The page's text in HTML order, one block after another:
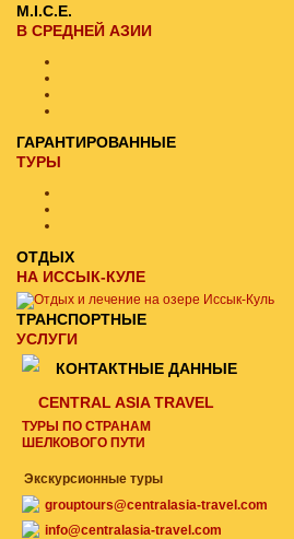
M.I.C.E.
В СРЕДНЕЙ АЗИИ
ГАРАНТИРОВАННЫЕ
ТУРЫ
ОТДЫХ
НА ИССЫК-КУЛЕ
ТРАНСПОРТНЫЕ
УСЛУГИ
КОНТАКТНЫЕ ДАННЫЕ
CENTRAL ASIA TRAVEL
ТУРЫ ПО СТРАНАМ
ШЕЛКОВОГО ПУТИ
Экскурсионные туры
grouptours@centralasia-travel.com
info@centralasia-travel.com